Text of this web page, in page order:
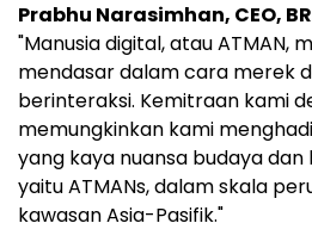
Prabhu Narasimhan, CEO,
"Manusia digital, atau ATMAN,
mendasar dalam cara merek
berinteraksi. Kemitraan kami
memungkinkan kami
yang kaya nuansa budaya
yaitu ATMANs, dalam skala
kawasan Asia-Pasifik."